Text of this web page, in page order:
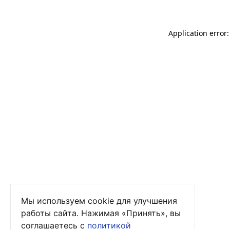
Application
Мы используем cookie для улучшения
работы сайта. Нажимая «Принять», вы
соглашаетесь с политикой